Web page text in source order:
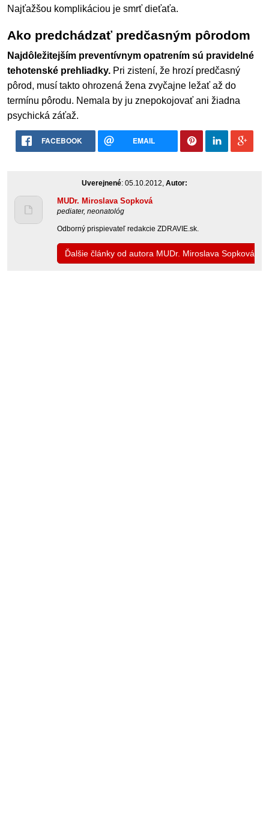
Najťažšou komplikáciou je smrť dieťaťa.
Ako predchádzať predčasným pôrodom
Najdôležitejším preventívnym opatrením sú pravidelné
tehotenské prehliadky. Pri zistení, že hrozí predčasný
pôrod, musí takto ohrozená žena zvyčajne ležať až do
termínu pôrodu. Nemala by ju znepokojovať ani žiadna
psychická záťaž.
FACEBOOK EMAIL
Uverejnené: 05.10.2012, Autor:
MUDr. Miroslava Sopková
pediater, neonatológ
Odborný prispievateľ redakcie ZDRAVIE.sk.
Ďalšie články od autora MUDr. Miroslava Sopková